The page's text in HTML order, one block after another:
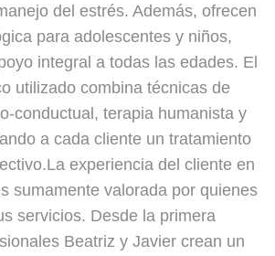
del estrés. Además, ofrecen
para adolescentes y niños,
integral a todas las edades. El
utilizado combina técnicas de
conductual, terapia humanista y
a cada cliente un tratamiento
experiencia del cliente en
sumamente valorada por quienes
servicios. Desde la primera
Beatriz y Javier crean un